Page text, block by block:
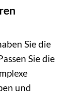
Sie die
Sie die
und